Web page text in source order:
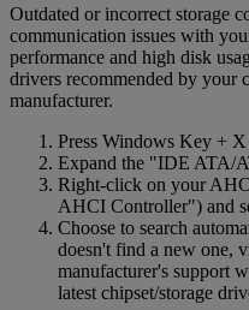
Outdated or incorrect storage
communication issues with
performance and high disk
drivers recommended by your
manufacturer.
Press Windows Key +
Expand the "IDE ATA/
Right-click on your
AHCI Controller") and
Choose to search
doesn't find a new one,
manufacturer's support
latest chipset/storage